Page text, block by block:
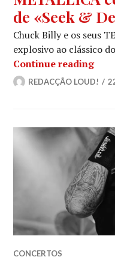
de «Seek &
Chuck Billy e os seus
explosivo ao clássico
Continue reading
REDACÇÃO LOUD!
CONCERTOS